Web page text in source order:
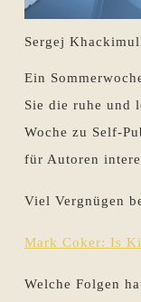
Sergej
Ein
Sie die ruhe und
Woche zu Self-
für Autoren
Viel Vergnügen
Mark Coker: Is
Welche Folgen